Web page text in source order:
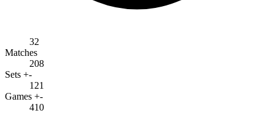
32
Matches
208
Sets +-
121
Games +-
410